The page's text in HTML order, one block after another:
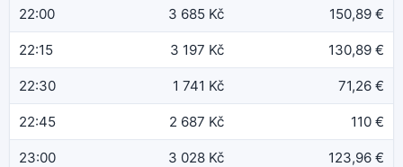
22:00 3 685 Kč 150,89 €
22:15 3 197 Kč 130,89 €
22:30 1 741 Kč 71,26 €
22:45 2 687 Kč 110 €
23:00 3 028 Kč 123,96 €